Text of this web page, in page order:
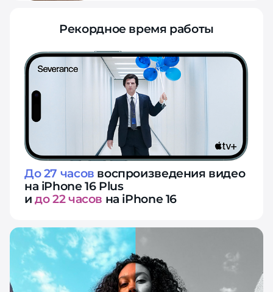
Рекордное время работы
До 27 часов воспроизведения видео
на iPhone 16 Plus
идо 22 часов на iPhone 16